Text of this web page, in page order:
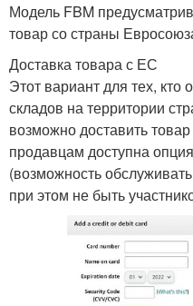
Модель FBM
товар со страны
Доставка товара с ЕС
Этот вариант для тех, кто
складов на территории
возможно доставить
продавцам доступна
(возможность
при этом не быть